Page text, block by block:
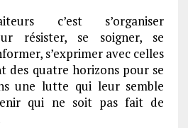
c’est s’organiser
résister, se soigner, se
s’exprimer avec celles
des quatre horizons pour se
une lutte qui leur semble
qui ne soit pas fait de